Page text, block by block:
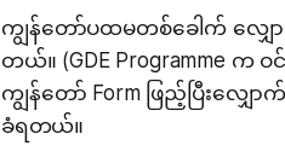
ကျွန်တော်ပထမတစ်ခေါက် လျှေ
တယ်။ (GDE Programme
ကျွန်တော် Form ဖြည့်ပြီးလျှ
ခံရတယ်။